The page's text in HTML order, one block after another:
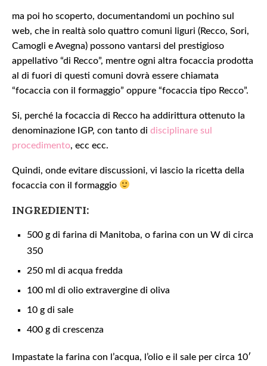
ma poi ho scoperto, documentandomi un pochino sul
web, che in realtà solo quattro comuni liguri (Recco, Sori,
Camogli e Avegna) possono vantarsi del prestigioso
appellativo “di Recco”, mentre ogni altra focaccia prodotta
al di fuori di questi comuni dovrà essere chiamata
“focaccia con il formaggio” oppure “focaccia tipo Recco”.
Si, perché la focaccia di Recco ha addirittura ottenuto la
denominazione IGP, con tanto di disciplinare sul
procedimento, ecc ecc.
Quindi, onde evitare discussioni, vi lascio la ricetta della
focaccia con il formaggio
INGREDIENTI:
500 g di farina di Manitoba, o farina con un W di circa
350
250 ml di acqua fredda
100 ml di olio extravergine di oliva
10 g di sale
400 g di crescenza
Impastate la farina con l’acqua, l’olio e il sale per circa 10′